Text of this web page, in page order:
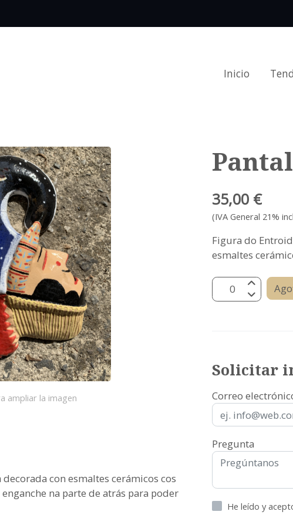
Inicio
ampliar la imagen
con esmaltes cerámicos cos
na parte de atrás para poder
35,00 €
(IVA General 21%
Figura do
esmaltes
Solicitar
Correo
Pregunta
He leído y